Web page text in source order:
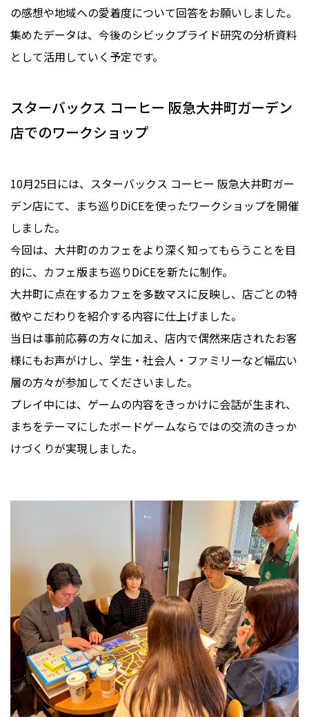
の感想や地域への愛着度について回答をお願いしました。
集めたデータは、今後のシビックプライド研究の分析資料
として活用していく予定です。
スターバックス コーヒー 阪急大井町ガーデン
店でのワークショップ
10月25日には、スターバックス コーヒー 阪急大井町ガー
デン店にて、まち巡りDiCEを使ったワークショップを開催
しました。
今回は、大井町のカフェをより深く知ってもらうことを目
的に、カフェ版まち巡りDiCEを新たに制作。
大井町に点在するカフェを多数マスに反映し、店ごとの特
徴やこだわりを紹介する内容に仕上げました。
当日は事前応募の方々に加え、店内で偶然来店されたお客
様にもお声がけし、学生・社会人・ファミリーなど幅広い
層の方々が参加してくださいました。
プレイ中には、ゲームの内容をきっかけに会話が生まれ、
まちをテーマにしたボードゲームならではの交流のきっか
けづくりが実現しました。